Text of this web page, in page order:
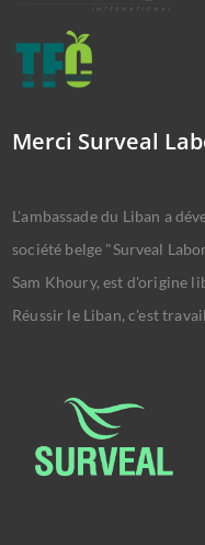
Merci Surveal
L'ambassade du Liban a
société belge "Surveal
Sam Khoury, est d'origine
Réussir le Liban, c'est